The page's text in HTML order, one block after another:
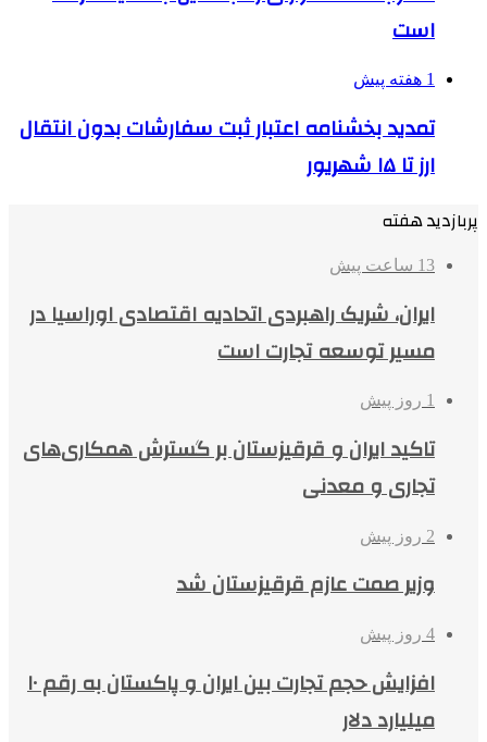
است
1 هفته پیش
تمدید بخشنامه اعتبار ثبت سفارشات بدون انتقال
ارز تا ۱۵ شهریور
پربازدید هفته
13 ساعت پیش
ایران، شریک راهبردی اتحادیه اقتصادی اوراسیا در
مسیر توسعه تجارت است
1 روز پیش
تاکید ایران و قرقیزستان بر گسترش همکاری‌های
تجاری و معدنی
2 روز پیش
وزیر صمت عازم قرقیزستان شد
4 روز پیش
افزایش حجم تجارت بین ایران و پاکستان به رقم ۱۰
میلیارد دلار